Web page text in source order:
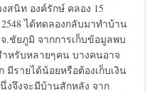
สนิท องค์รักษ์ คลอง 15
ได้ทดลองกลับมาทำบ้าน
.ชัยภูมิ จากการเก็บข้อมูลพบ
หรับหลายๆคน บางคนอาจ
มีรายได้น้อยหรือต้องเก็บเงิน
งจึงจะมีบ้านสักหลัง จาก